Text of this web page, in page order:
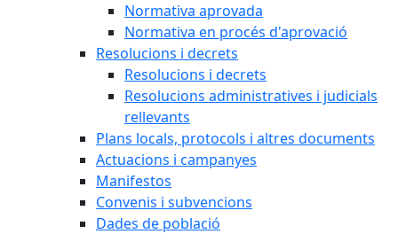
Normativa aprovada
Normativa en procés d'aprovació
Resolucions i decrets
Resolucions i decrets
Resolucions administratives i judicials
rellevants
Plans locals, protocols i altres documents
Actuacions i campanyes
Manifestos
Convenis i subvencions
Dades de població